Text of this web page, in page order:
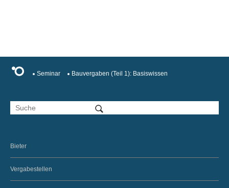
Seminar Bauvergaben (Teil 1): Basiswissen
Bieter
Vergabestellen